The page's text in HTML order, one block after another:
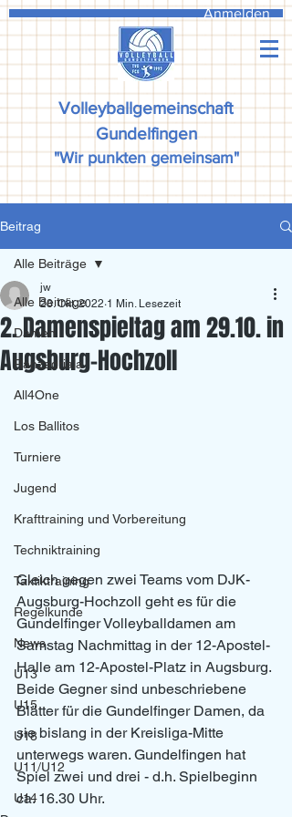
Anmelden
Volleyballgemeinschaft
Gundelfingen
"Wir punkten gemeinsam"
Beitrag
Alle Beiträge
Damen
Ranzadriala
All4One
Los Ballitos
Turniere
Jugend
Krafttraining und Vorbereitung
Techniktraining
Taktiktraining
Regelkunde
News
U13
U15
U18
U11/U12
U14
Alle Beiträge
2. Damenspieltag am 29.10. in
Augsburg-Hochzoll
jw
28. Okt. 2022 1 Min. Lesezeit
Gleich gegen zwei Teams vom DJK-
Augsburg-Hochzoll geht es für die
Gundelfinger Volleyballdamen am
Samstag Nachmittag in der 12-Apostel-
Halle am 12-Apostel-Platz in Augsburg.
Beide Gegner sind unbeschriebene
Blätter für die Gundelfinger Damen, da
sie bislang in der Kreisliga-Mitte
unterwegs waren. Gundelfingen hat
Spiel zwei und drei - d.h. Spielbeginn
ca. 16.30 Uhr.